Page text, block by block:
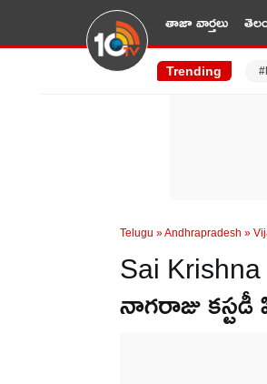
తాజా వార్తలు
Trending
Telugu »Andhrapradesh »
Sai
నాగరాజు కస్టడీ